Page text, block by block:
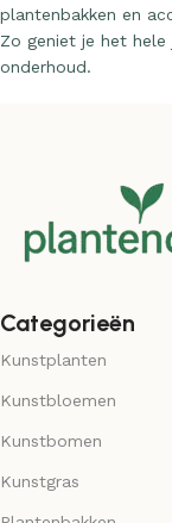
plantenbakken en
Zo geniet je het
onderhoud.
Categorieën
Kunstplanten
Kunstbloemen
Kunstbomen
Kunstgras